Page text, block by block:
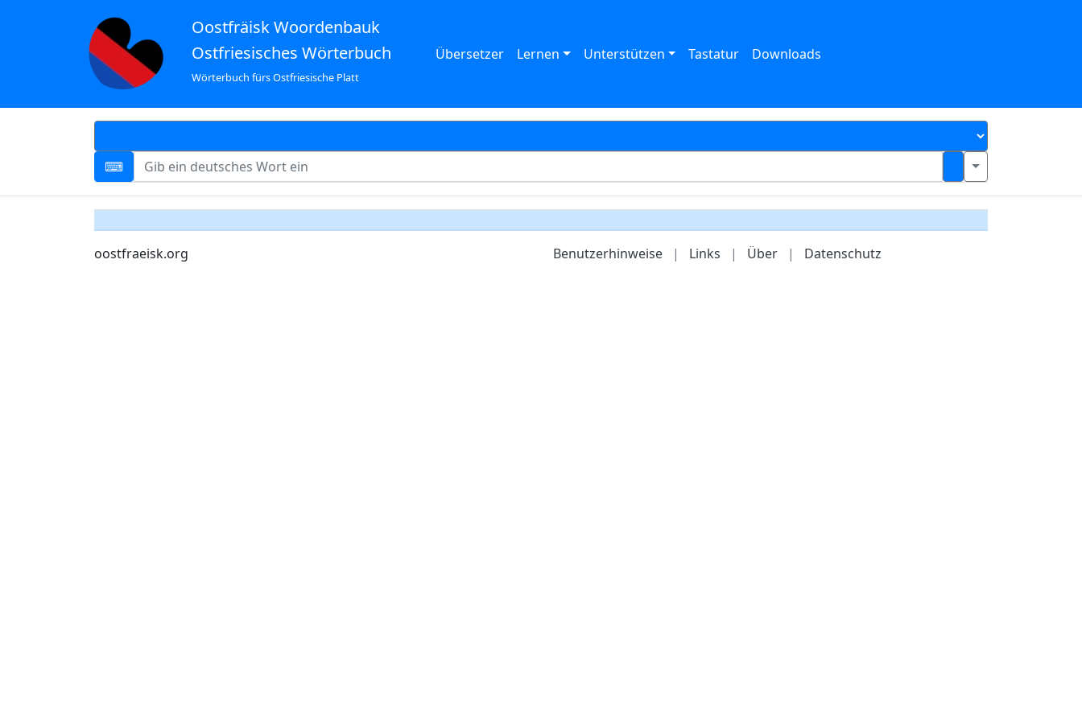
Oostfräisk Woordenbauk
Ostfriesisches Wörterbuch
Wörterbuch fürs Ostfriesische Platt
Übersetzer Lernen Unterstützen Tastatur Downloads
oostfraeisk.org Benutzerhinweise | Links | Über | Datenschutz